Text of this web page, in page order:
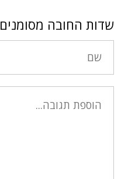
שדות החובה מסומנים